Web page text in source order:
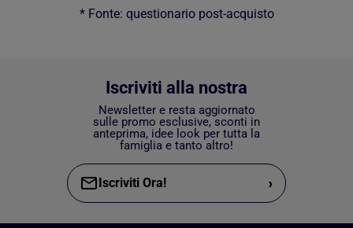
* Fonte: questionario post-acquisto
Iscriviti alla nostra
Newsletter e resta aggiornato
sulle promo esclusive, sconti in
anteprima, idee look per tutta la
famiglia e tanto altro!
Iscriviti Ora! ›